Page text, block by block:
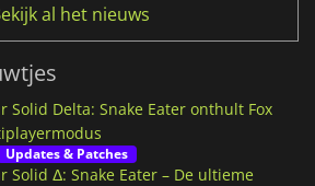
al het nieuws
Solid Delta: Snake Eater onthult Fox
Updates & Patches
Solid Δ: Snake Eater – De ultieme